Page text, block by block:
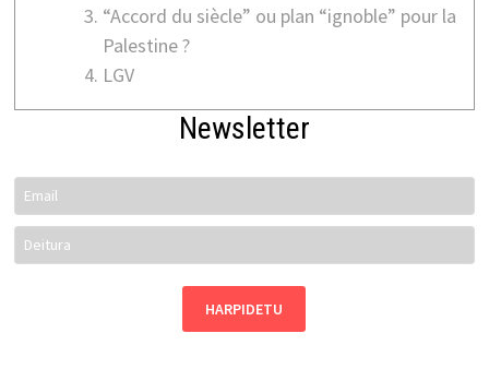
“Accord du siècle” ou plan “ignoble” pour la
Palestine ?
LGV
Newsletter